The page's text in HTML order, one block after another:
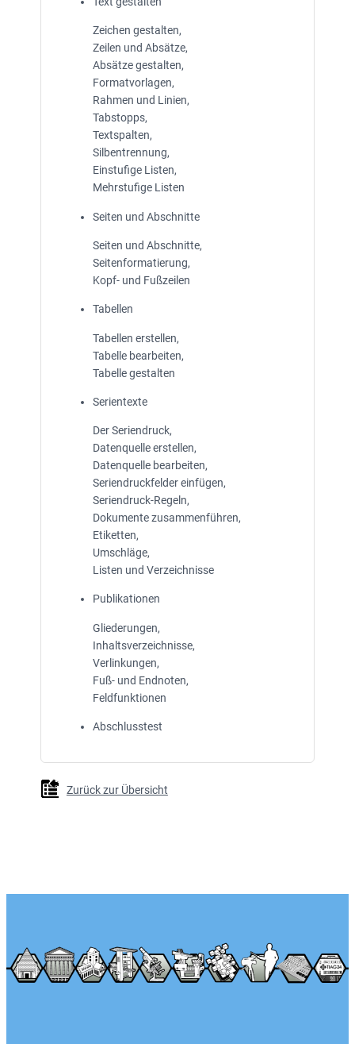
Zeichen gestalten,
Zeilen und Absätze,
Absätze gestalten,
Formatvorlagen,
Rahmen und Linien,
Tabstopps,
Textspalten,
Silbentrennung,
Einstufige Listen,
Mehrstufige Listen
Seiten und Abschnitte
Seiten und Abschnitte,
Seitenformatierung,
Kopf- und Fußzeilen
Tabellen
Tabellen erstellen,
Tabelle bearbeiten,
Tabelle gestalten
Serientexte
Der Seriendruck,
Datenquelle erstellen,
Datenquelle bearbeiten,
Seriendruckfelder einfügen,
Seriendruck-Regeln,
Dokumente zusammenführen,
Etiketten,
Umschläge,
Listen und Verzeichnisse
Publikationen
Gliederungen,
Inhaltsverzeichnisse,
Verlinkungen,
Fuß- und Endnoten,
Feldfunktionen
Abschlusstest
Zurück zur Übersicht